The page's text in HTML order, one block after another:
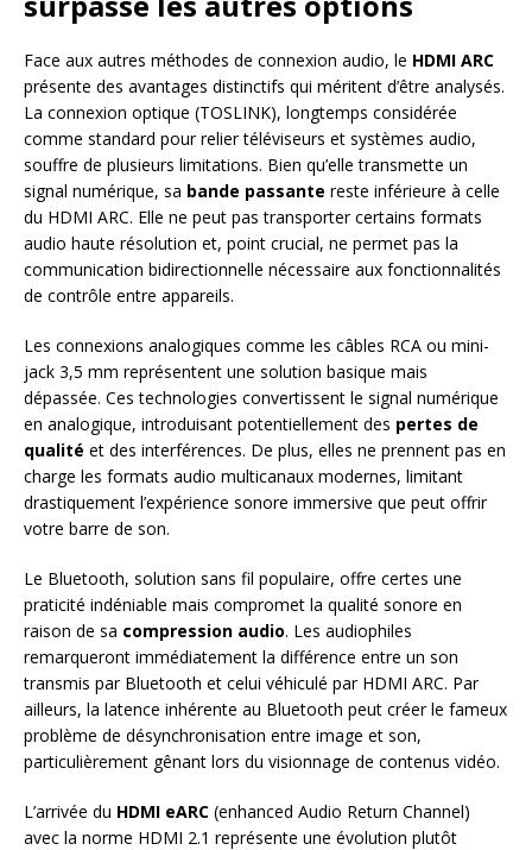
Face aux autres méthodes de connexion audio, le HDMI ARC
présente des avantages distinctifs qui méritent d’être analysés.
La connexion optique (TOSLINK), longtemps considérée
comme standard pour relier téléviseurs et systèmes audio,
souffre de plusieurs limitations. Bien qu’elle transmette un
signal numérique, sa bande passante reste inférieure à celle
du HDMI ARC. Elle ne peut pas transporter certains formats
audio haute résolution et, point crucial, ne permet pas la
communication bidirectionnelle nécessaire aux fonctionnalités
de contrôle entre appareils.
Les connexions analogiques comme les câbles RCA ou mini-
jack 3,5 mm représentent une solution basique mais
dépassée. Ces technologies convertissent le signal numérique
en analogique, introduisant potentiellement des pertes de
qualité et des interférences. De plus, elles ne prennent pas en
charge les formats audio multicanaux modernes, limitant
drastiquement l’expérience sonore immersive que peut offrir
votre barre de son.
Le Bluetooth, solution sans fil populaire, offre certes une
praticité indéniable mais compromet la qualité sonore en
raison de sa compression audio. Les audiophiles
remarqueront immédiatement la différence entre un son
transmis par Bluetooth et celui véhiculé par HDMI ARC. Par
ailleurs, la latence inhérente au Bluetooth peut créer le fameux
problème de désynchronisation entre image et son,
particulièrement gênant lors du visionnage de contenus vidéo.
L’arrivée du HDMI eARC (enhanced Audio Return Channel)
avec la norme HDMI 2.1 représente une évolution plutôt